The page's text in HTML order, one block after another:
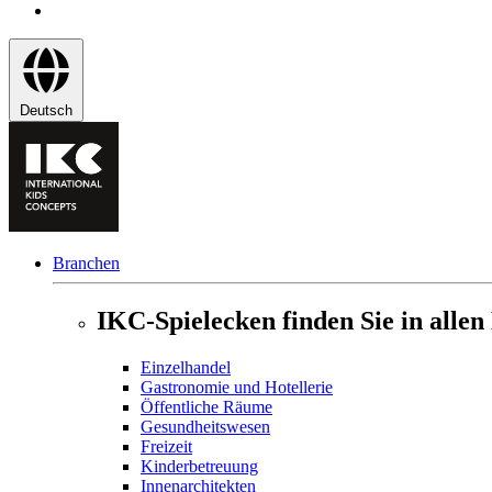
Deutsch
Branchen
IKC-Spielecken finden Sie in allen
Einzelhandel
Gastronomie und Hotellerie
Öffentliche Räume
Gesundheitswesen
Freizeit
Kinderbetreuung
Innenarchitekten